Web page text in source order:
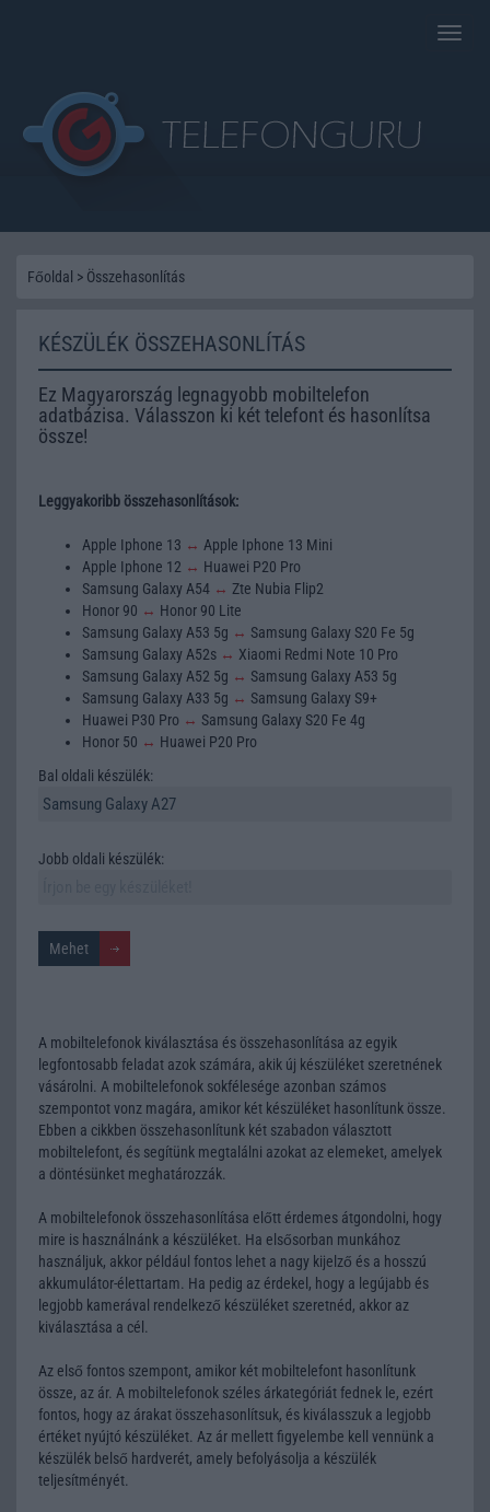
Toggle
Főoldal > Összehasonlítás
KÉSZÜLÉK ÖSSZEHASONLÍTÁS
Ez Magyarország legnagyobb mobiltelefon
adatbázisa. Válasszon ki két telefont és hasonlítsa
össze!
Leggyakoribb összehasonlítások:
Apple Iphone 13 ↔ Apple Iphone 13 Mini
Apple Iphone 12 ↔ Huawei P20 Pro
Samsung Galaxy A54 ↔ Zte Nubia Flip2
Honor 90 ↔ Honor 90 Lite
Samsung Galaxy A53 5g ↔ Samsung Galaxy S20 Fe 5g
Samsung Galaxy A52s ↔ Xiaomi Redmi Note 10 Pro
Samsung Galaxy A52 5g ↔ Samsung Galaxy A53 5g
Samsung Galaxy A33 5g ↔ Samsung Galaxy S9+
Huawei P30 Pro ↔ Samsung Galaxy S20 Fe 4g
Honor 50 ↔ Huawei P20 Pro
Bal oldali készülék:
Jobb oldali készülék:
A mobiltelefonok kiválasztása és összehasonlítása az egyik
legfontosabb feladat azok számára, akik új készüléket szeretnének
vásárolni. A mobiltelefonok sokfélesége azonban számos
szempontot vonz magára, amikor két készüléket hasonlítunk össze.
Ebben a cikkben összehasonlítunk két szabadon választott
mobiltelefont, és segítünk megtalálni azokat az elemeket, amelyek
a döntésünket meghatározzák.
A mobiltelefonok összehasonlítása előtt érdemes átgondolni, hogy
mire is használnánk a készüléket. Ha elsősorban munkához
használjuk, akkor például fontos lehet a nagy kijelző és a hosszú
akkumulátor-élettartam. Ha pedig az érdekel, hogy a legújabb és
legjobb kamerával rendelkező készüléket szeretnéd, akkor az
kiválasztása a cél.
Az első fontos szempont, amikor két mobiltelefont hasonlítunk
össze, az ár. A mobiltelefonok széles árkategóriát fednek le, ezért
fontos, hogy az árakat összehasonlítsuk, és kiválasszuk a legjobb
értéket nyújtó készüléket. Az ár mellett figyelembe kell vennünk a
készülék belső hardverét, amely befolyásolja a készülék
teljesítményét.